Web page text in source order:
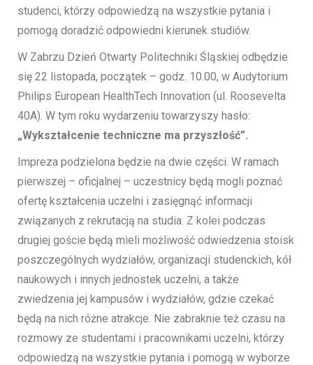
studenci, którzy odpowiedzą na wszystkie pytania i
pomogą doradzić odpowiedni kierunek studiów.
W Zabrzu Dzień Otwarty Politechniki Śląskiej odbędzie
się 22 listopada, początek – godz. 10.00, w Audytorium
Philips European HealthTech Innovation (ul. Roosevelta
40A). W tym roku wydarzeniu towarzyszy hasło:
„Wykształcenie techniczne ma przyszłość”.
Impreza podzielona będzie na dwie części. W ramach
pierwszej – oficjalnej – uczestnicy będą mogli poznać
ofertę kształcenia uczelni i zasięgnąć informacji
związanych z rekrutacją na studia. Z kolei podczas
drugiej goście będą mieli możliwość odwiedzenia stoisk
poszczególnych wydziałów, organizacji studenckich, kół
naukowych i innych jednostek uczelni, a także
zwiedzenia jej kampusów i wydziałów, gdzie czekać
będą na nich różne atrakcje. Nie zabraknie też czasu na
rozmowy ze studentami i pracownikami uczelni, którzy
odpowiedzą na wszystkie pytania i pomogą w wyborze